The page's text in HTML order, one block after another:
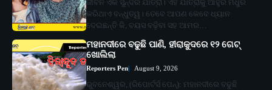
ଜୀବନ ଏକ ସୁନ୍ଦର ଯାତ୍ରା। ଏହି ଯାତ୍ରାକୁ ଆହୁରି ମଧୁର
କରିଥାଏ ବନ୍ଧୁତ୍ୱ। ତେବେ ଆପଣ କେବେ ଧ୍ୟାନ
ଦେଇଛନ୍ତି କି, ବୟସ ବଢ଼ିବା ସହ ଆମର…
ମହାନଦୀରେ ବଢୁଛି ପାଣି, ହୀରାକୁଦରେ ୧୨ ଗେଟ୍
ଖୋଲିଲା
Reporters Pen August 9, 2026
ଭୁବନେଶ୍ୱର, (ରିପୋର୍ଟର୍ସ ପେନ୍‌): ମହାନଦୀରେ ବଢୁଛି